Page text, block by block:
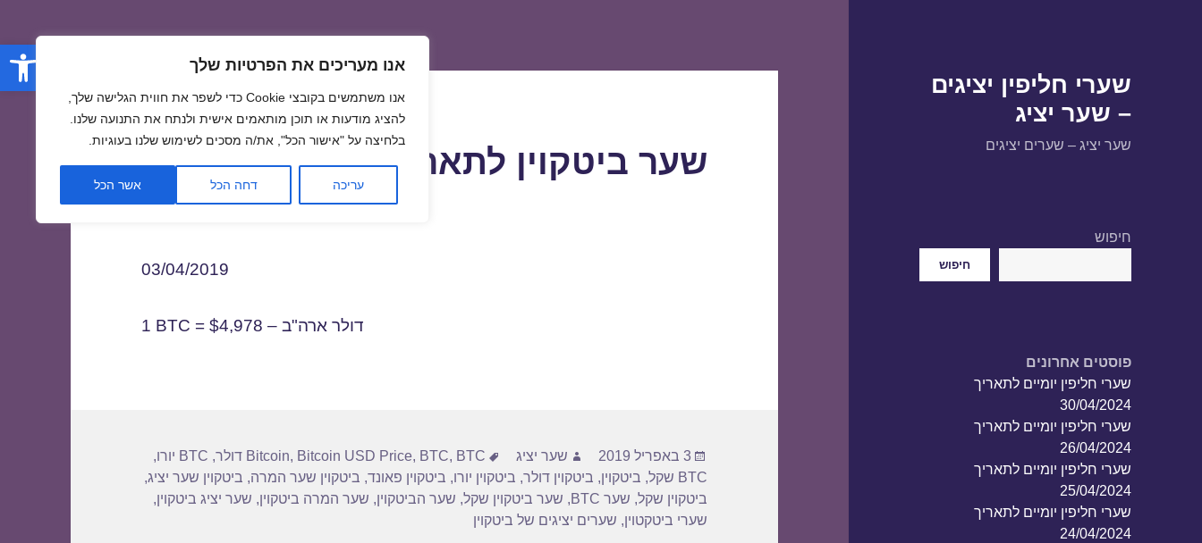
פתח אנו מעריכים את הפרטיות שלך
אנו משתמשים בקובצי Cookie כדי לשפר את חווית הגלישה שלך,
להציג מודעות או תוכן מותאמים אישית ולנתח את התנועה שלנו.
בלחיצה על "אישור הכל", את/ה מסכים לשימוש שלנו בעוגיות.
עריכה דחה הכל אשר הכל
שערי חליפין יציגים
– שער יציג
שער יציג – שערים יציגים
חיפוש
חיפוש
פוסטים אחרונים
שערי חליפין יומיים לתאריך
30/04/2024
שערי חליפין יומיים לתאריך
26/04/2024
שערי חליפין יומיים לתאריך
25/04/2024
שערי חליפין יומיים לתאריך
24/04/2024
שער ביטקוין לתאריך 03/04/2019
03/04/2019
1 BTC = $4,978 – דולר ארה"ב
פורסם
בתאריך
3 באפריל 2019 מחבר
שער יציג תגיות Bitcoin, Bitcoin USD Price, BTC, BTC דולר , BTC יורו
,
BTC שקל
, ביטקוין, ביטקוין דולר, ביטקוין יורו, ביטקוין פאונד, ביטקוין שער המרה, ביטקוין שער יציג,
ביטקוין שקל, שער BTC , שער ביטקוין שקל, שער הביטקוין, שער המרה ביטקוין, שער יציג ביטקוין,
שערי ביטקטוין, שערים יציגים של ביטקוין